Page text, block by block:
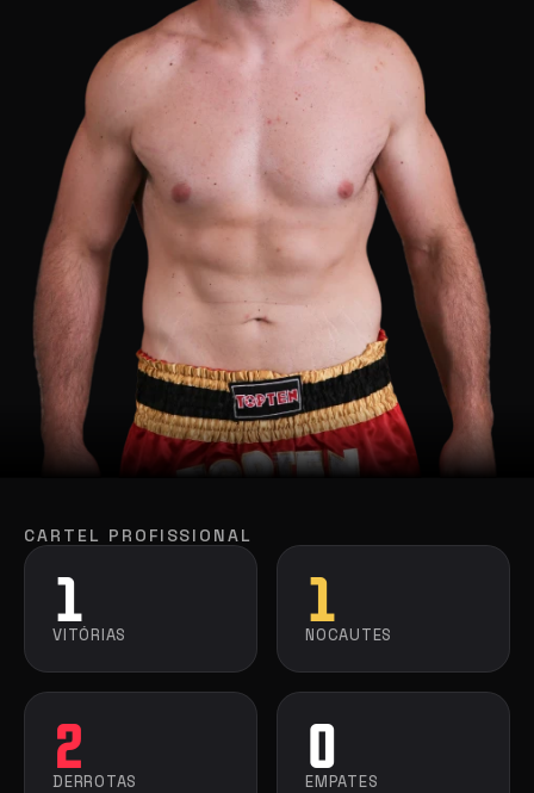
CARTEL PROFISSIONAL
1
VITÓRIAS
1
NOCAUTES
2
DERROTAS
0
EMPATES